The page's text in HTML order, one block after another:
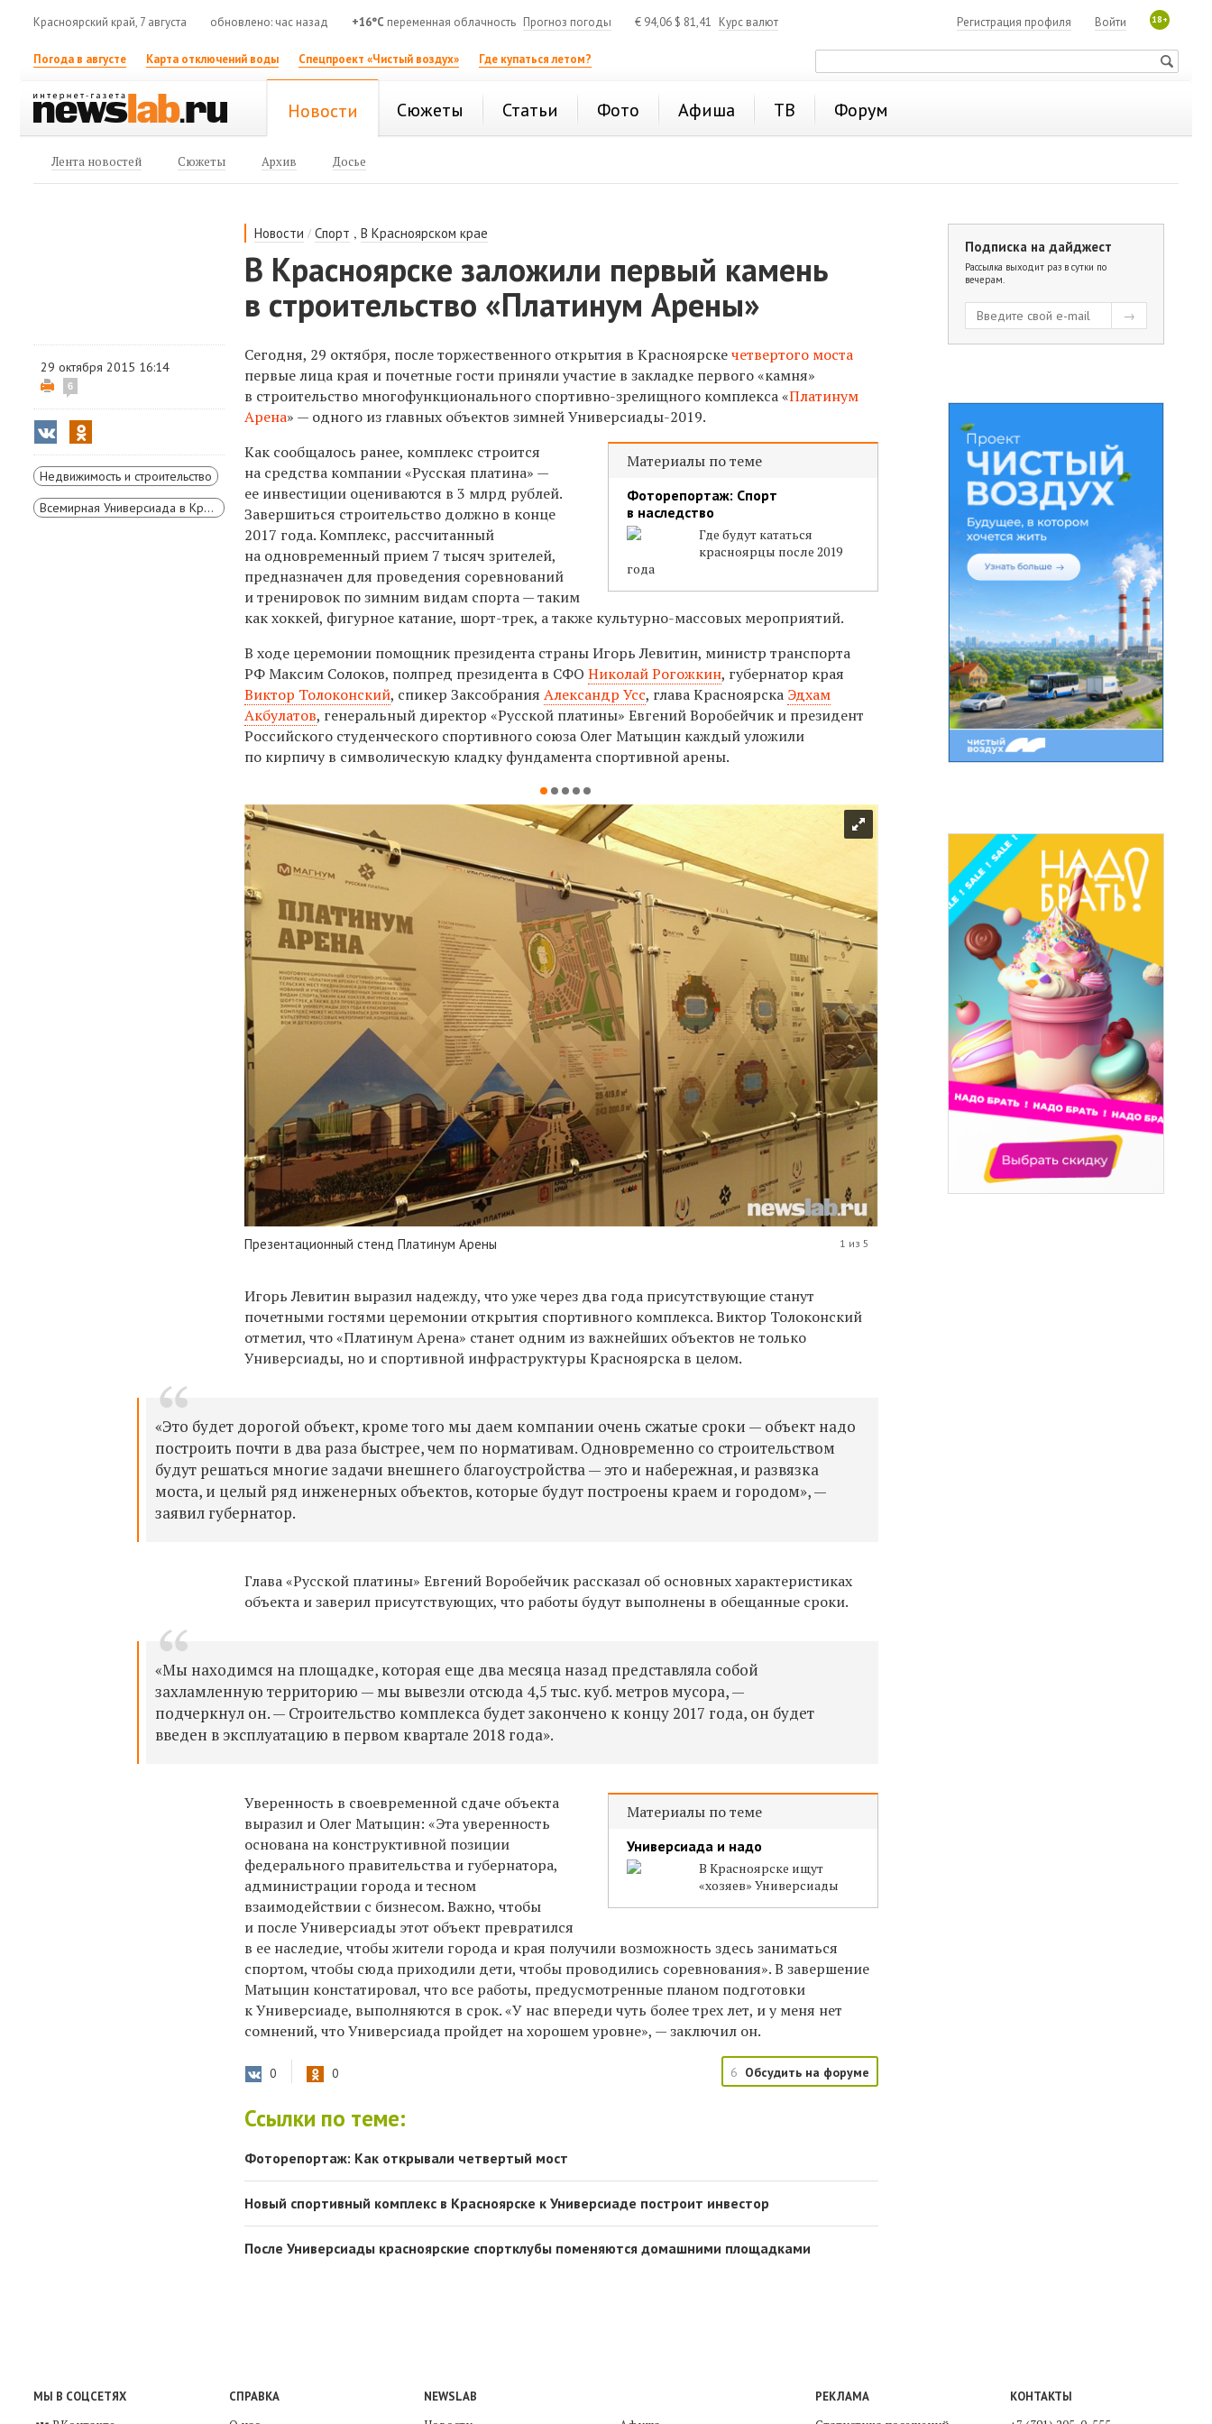
Красноярский край, 7 августа обновлено: час назад +16°C переменная облачность Прогноз погоды € 94,06 $ 81,41 Курс валют 18+
Войти
Регистрация профиля
Погода в августе Карта отключений воды Спецпроект «Чистый воздух» Где купаться летом?
Новости Сюжеты Статьи Фото Афиша ТВ Форум
Лента новостей Сюжеты Архив Досье
Новости /Спорт ,В Красноярском крае
В Красноярске заложили первый камень
в строительство «Платинум Арены»
29 октября 2015 16:14
6
Недвижимость и строительство
Всемирная Универсиада в Красноярске
Сегодня, 29 октября, после торжественного открытия в Красноярскечетвертого моста
первые лица края и почетные гости приняли участие в закладке первого «камня»
в строительство многофункционального спортивно-зрелищного комплекса «Платинум
Арена» — одного из главных объектов зимней Универсиады-2019.
Материалы по теме
Фоторепортаж: Спорт
в наследство
Где будут кататься
красноярцы после 2019
года
Как сообщалось ранее, комплекс строится
на средства компании «Русская платина» —
ее инвестиции оцениваются в 3 млрд рублей.
Завершиться строительство должно в конце
2017 года. Комплекс, рассчитанный
на одновременный прием 7 тысяч зрителей,
предназначен для проведения соревнований
и тренировок по зимним видам спорта — таким
как хоккей, фигурное катание, шорт-трек, а также культурно-массовых мероприятий.
В ходе церемонии помощник президента страны Игорь Левитин, министр транспорта
РФ Максим Солоков, полпред президента в СФОНиколай Рогожкин, губернатор края
Виктор Толоконский, спикер ЗаксобранияАлександр Усс, глава Красноярска Эдхам
Акбулатов, генеральный директор «Русской платины» Евгений Воробейчик и президент
Российского студенческого спортивного союза Олег Матыцин каждый уложили
по кирпичу в символическую кладку фундамента спортивной арены.
Презентационный стенд Платинум Арены 1 из 5
Игорь Левитин выразил надежду, что уже через два года присутствующие станут
почетными гостями церемонии открытия спортивного комплекса. Виктор Толоконский
отметил, что «Платинум Арена» станет одним из важнейших объектов не только
Универсиады, но и спортивной инфраструктуры Красноярска в целом.
«Это будет дорогой объект, кроме того мы даем компании очень сжатые сроки — объект надо
построить почти в два раза быстрее, чем по нормативам. Одновременно со строительством
будут решаться многие задачи внешнего благоустройства — это и набережная, и развязка
моста, и целый ряд инженерных объектов, которые будут построены краем и городом», —
заявил губернатор.
Глава «Русской платины» Евгений Воробейчик рассказал об основных характеристиках
объекта и заверил присутствующих, что работы будут выполнены в обещанные сроки.
«Мы находимся на площадке, которая еще два месяца назад представляла собой
захламленную территорию — мы вывезли отсюда 4,5 тыс. куб. метров мусора, —
подчеркнул он. — Строительство комплекса будет закончено к концу 2017 года, он будет
введен в эксплуатацию в первом квартале 2018 года».
Материалы по теме
Универсиада и надо
В Красноярске ищут
«хозяев» Универсиады
Уверенность в своевременной сдаче объекта
выразил и Олег Матыцин: «Эта уверенность
основана на конструктивной позиции
федерального правительства и губернатора,
администрации города и тесном
взаимодействии с бизнесом. Важно, чтобы
и после Универсиады этот объект превратился
в ее наследие, чтобы жители города и края получили возможность здесь заниматься
спортом, чтобы сюда приходили дети, чтобы проводились соревнования». В завершение
Матыцин констатировал, что все работы, предусмотренные планом подготовки
к Универсиаде, выполняются в срок. «У нас впереди чуть более трех лет, и у меня нет
сомнений, что Универсиада пройдет на хорошем уровне», — заключил он.
0 0 6 Обсудить на форуме
Ссылки по теме:
Фоторепортаж: Как открывали четвертый мост
Новый спортивный комплекс в Красноярске к Универсиаде построит инвестор
После Универсиады красноярские спортклубы поменяются домашними площадками
Подписка на дайджест
Рассылка выходит раз в сутки по
вечерам.
МЫ В СОЦСЕТЯХ СПРАВКА NEWSLAB РЕКЛАМА КОНТАКТЫ